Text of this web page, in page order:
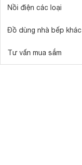
Nồi điện các loại
Đồ dùng nhà bếp khác
Tư vấn mua sắm